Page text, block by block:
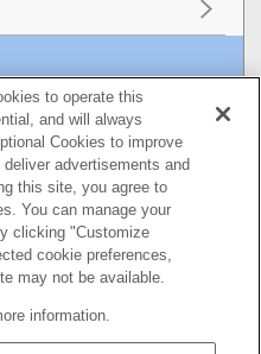
su un televisore
della fotocamera
uno smartphone
to operate this
and will always
Cookies to improve
advertisements and
this site, you agree to
You can manage your
clicking "Customize
cookie preferences,
may not be available.
information.